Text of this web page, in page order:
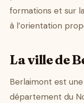
formations et sur
à l’orientation
La ville de
Berlaimont est
département du